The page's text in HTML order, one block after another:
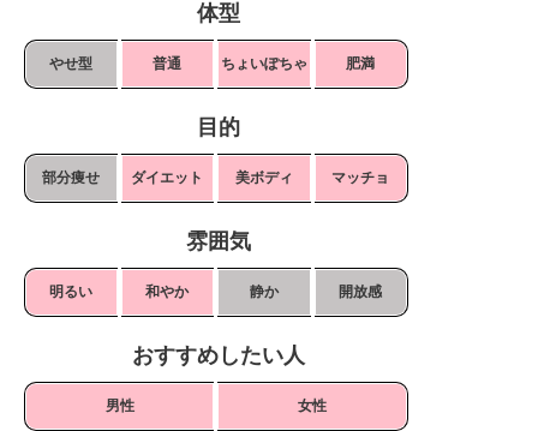
体型
やせ型 普通 ちょいぽちゃ 肥満
目的
部分痩せ ダイエット 美ボディ マッチョ
雰囲気
明るい 和やか 静か 開放感
おすすめしたい人
男性 女性